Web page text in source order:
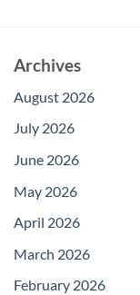
Archives
August 2026
July 2026
June 2026
May 2026
April 2026
March 2026
February 2026